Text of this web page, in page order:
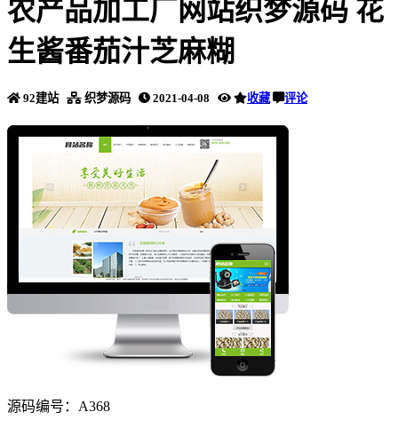
农产品加工厂网站织梦源码 花
生酱番茄汁芝麻糊
92建站 织梦源码 2021-04-08 收藏 评论
源码编号：A368